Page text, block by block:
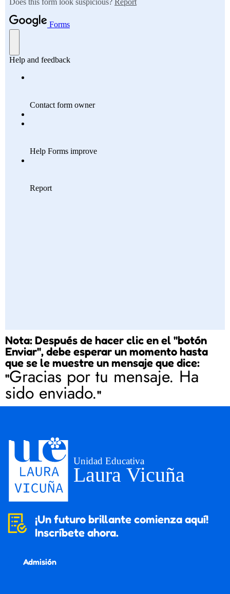
Nota: Después de hacer clic en el "botón
Enviar", debe esperar un momento hasta
que se le muestre un mensaje que dice:
"Gracias por tu mensaje. Ha
sido enviado."
¡Un futuro brillante comienza aquí!
Inscríbete ahora.
Admisión